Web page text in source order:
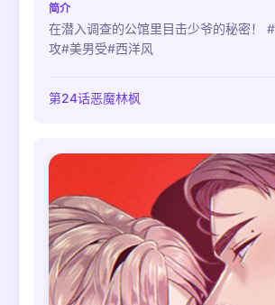
简介
在潜入调查的公馆里目击少爷的秘密！
攻#美男受#西洋风
第24话恶魔林枫